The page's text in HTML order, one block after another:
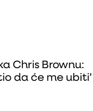
Chris Brownu:
da će me ubiti’